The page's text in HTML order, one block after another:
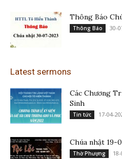
Thông Báo
Thông Báo 30-
Latest sermons
Các Chương
Sinh
Tin tức 17-04-
Chúa nhật 19-
Thờ Phượng